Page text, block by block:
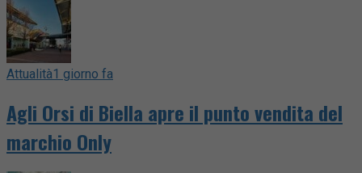
Attualità1 giorno fa
Agli Orsi di Biella apre il punto vendita del
marchio Only